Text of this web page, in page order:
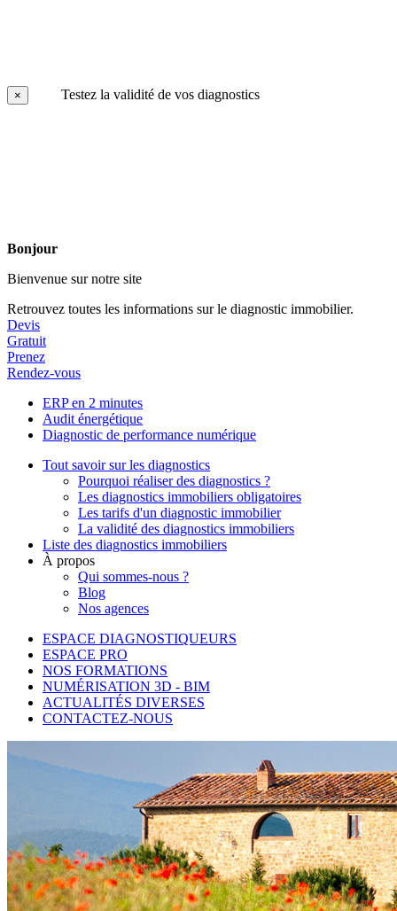
× Testez la validité de vos diagnostics
Bonjour
Bienvenue sur notre site
Retrouvez toutes les informations sur le diagnostic immobilier.
Devis
Gratuit
Prenez
Rendez-vous
ERP en 2 minutes
Audit énergétique
Diagnostic de performance numérique
Tout savoir sur les diagnostics
Pourquoi réaliser des diagnostics ?
Les diagnostics immobiliers obligatoires
Les tarifs d'un diagnostic immobilier
La validité des diagnostics immobiliers
Liste des diagnostics immobiliers
À propos
Qui sommes-nous ?
Blog
Nos agences
ESPACE DIAGNOSTIQUEURS
ESPACE PRO
NOS FORMATIONS
NUMÉRISATION 3D - BIM
ACTUALITÉS DIVERSES
CONTACTEZ-NOUS